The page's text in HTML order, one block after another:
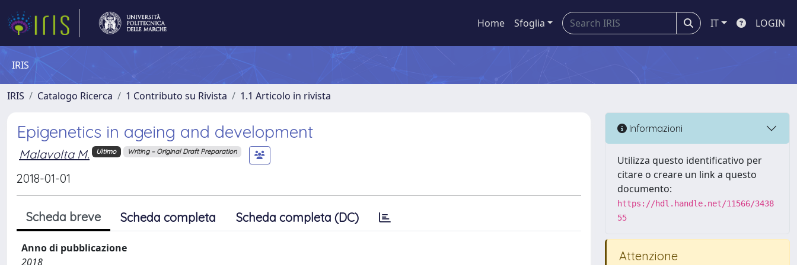
Home Sfoglia IT LOGIN
IRIS
IRIS Catalogo Ricerca 1 Contributo su Rivista 1.1 Articolo in rivista
Epigenetics in ageing and development
Malavolta M. Ultimo Writing – Original Draft Preparation
2018-01-01
Scheda breve Scheda completa Scheda completa (DC)
Anno di pubblicazione
2018
Informazioni
Utilizza questo identificativo per
citare o creare un link a questo
documento:
https://hdl.handle.net/11566/3438
55
Attenzione